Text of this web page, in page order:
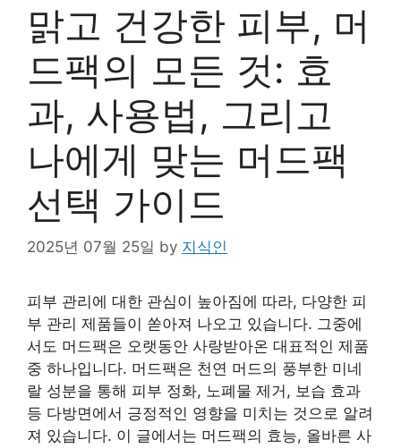
맑고 건강한 피부, 머
드팩의 모든 것: 효
과, 사용법, 그리고
나에게 맞는 머드팩
선택 가이드
2025년 07월 25일 by 지식인
피부 관리에 대한 관심이 높아짐에 따라, 다양한 피
부 관리 제품들이 쏟아져 나오고 있습니다. 그중에
서도 머드팩은 오랫동안 사랑받아온 대표적인 제품
중 하나입니다. 머드팩은 천연 머드의 풍부한 미네
랄 성분을 통해 피부 정화, 노폐물 제거, 보습 효과
등 다방면에서 긍정적인 영향을 미치는 것으로 알려
져 있습니다. 이 글에서는 머드팩의 효능, 올바른 사